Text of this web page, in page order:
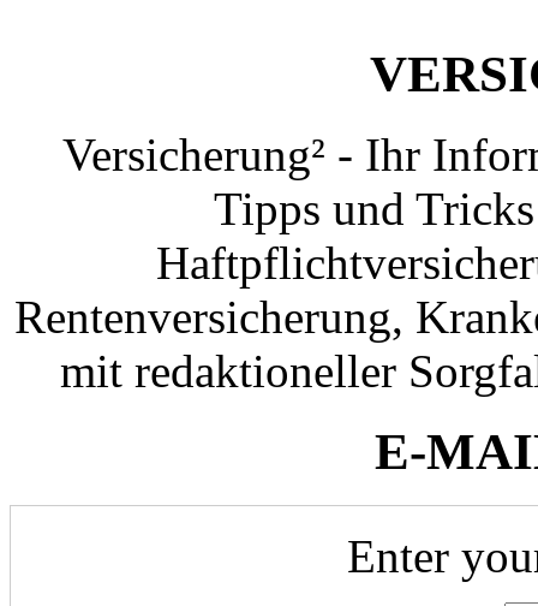
Versicherung² - Ihr
Tipps und
Rentenversicherung,
mit redaktioneller
E-
Enter